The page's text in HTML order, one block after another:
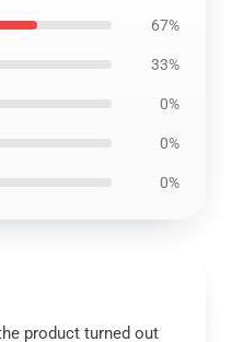
67%
33%
0%
0%
0%
product turned out